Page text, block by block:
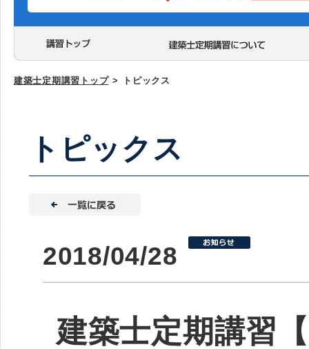
建築士定期講習トップ > トピックス
トピックス
2018/04/28
建築士定期講習